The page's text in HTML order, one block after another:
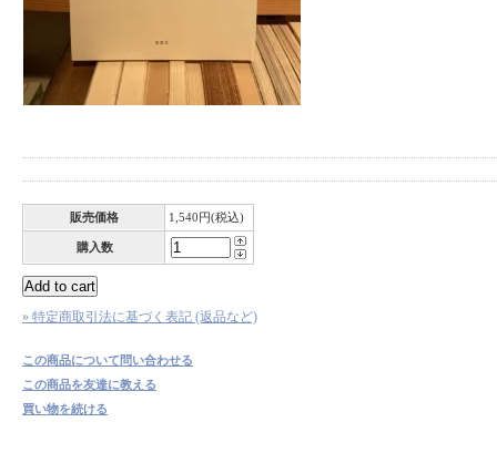
販売価格 1,540円(税込)
購入数
» 特定商取引法に基づく表記 (返品など)
この商品について問い合わせる
この商品を友達に教える
買い物を続ける